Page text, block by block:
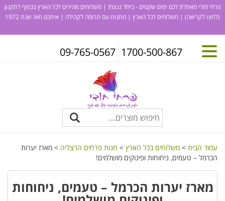
פרחי חודי מאחלת לכם ימים שקטים - ביחד ננצח! | משלוחים מהירים לכל הארץ בכפוף לתקנון
(לחצו לקריאה) | משלוחים לכל הארץ | מתנות עם תרומה לקהילה | איתכם מאז שנת 1972
1700-500-867
09-765-0567
עמוד הבית > משלוחים בכל הארץ > חנות פרחים הרצליה > מארז יערות
הכרמל – טעמים, ניחוחות ופינוקים מושלמים!
מארז יערות הכרמל – טעמים, ניחוחות